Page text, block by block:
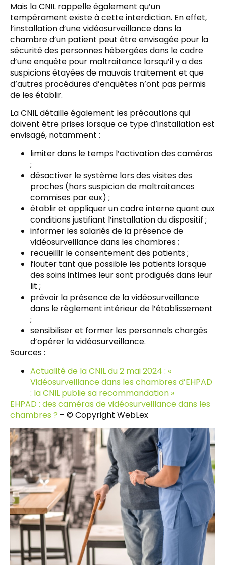
Mais la CNIL rappelle également qu’un
tempérament existe à cette interdiction. En effet,
l’installation d’une vidéosurveillance dans la
chambre d’un patient peut être envisagée pour la
sécurité des personnes hébergées dans le cadre
d’une enquête pour maltraitance lorsqu’il y a des
suspicions étayées de mauvais traitement et que
d’autres procédures d’enquêtes n’ont pas permis
de les établir.
La CNIL détaille également les précautions qui
doivent être prises lorsque ce type d’installation est
envisagé, notamment :
limiter dans le temps l’activation des caméras
;
désactiver le système lors des visites des
proches (hors suspicion de maltraitances
commises par eux) ;
établir et appliquer un cadre interne quant aux
conditions justifiant l’installation du dispositif ;
informer les salariés de la présence de
vidéosurveillance dans les chambres ;
recueillir le consentement des patients ;
flouter tant que possible les patients lorsque
des soins intimes leur sont prodigués dans leur
lit ;
prévoir la présence de la vidéosurveillance
dans le règlement intérieur de l’établissement
;
sensibiliser et former les personnels chargés
d’opérer la vidéosurveillance.
Sources :
Actualité de la CNIL du 2 mai 2024 : «
Vidéosurveillance dans les chambres d’EHPAD
: la CNIL publie sa recommandation »
EHPAD : des caméras de vidéosurveillance dans les
chambres ? – © Copyright WebLex